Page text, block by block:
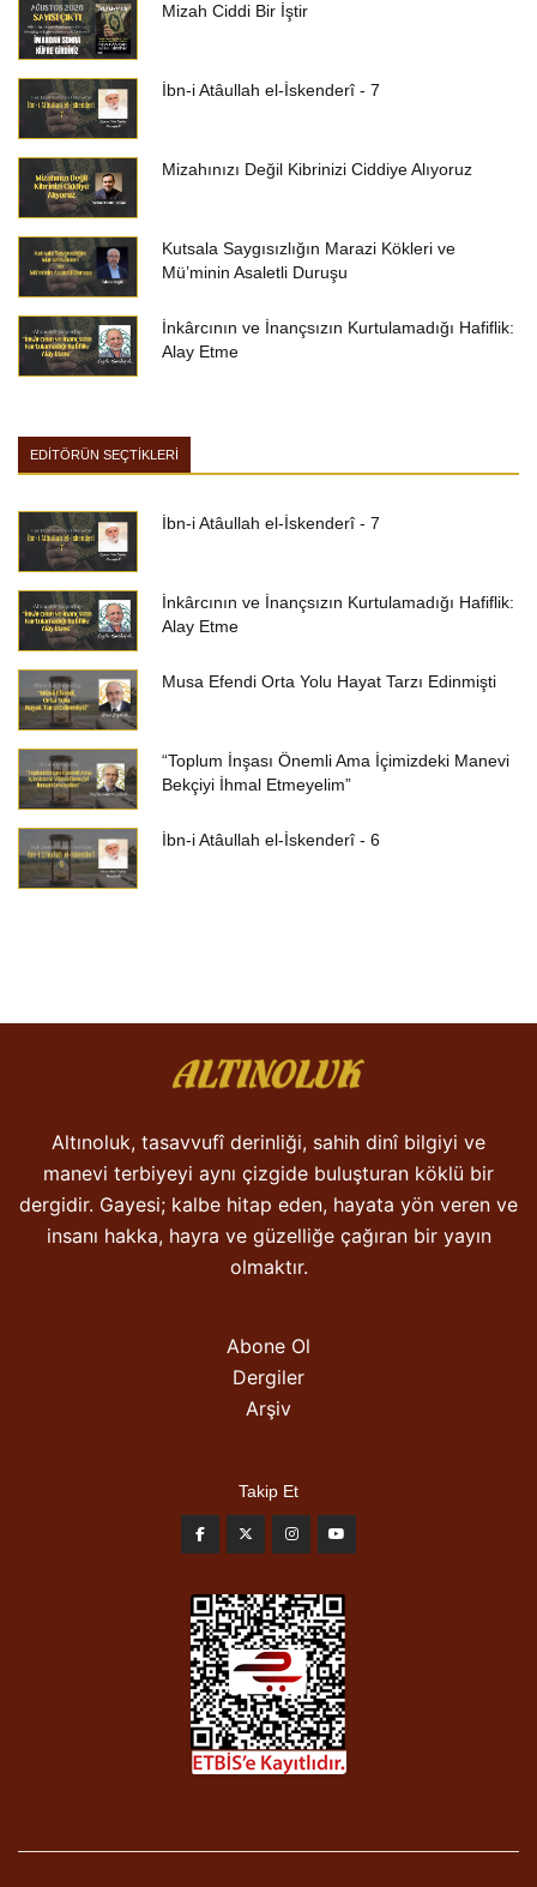
Mizah Ciddi Bir İştir
İbn-i Atâullah el-İskenderî - 7
Mizahınızı Değil Kibrinizi Ciddiye Alıyoruz
Kutsala Saygısızlığın Marazi Kökleri ve
Mü’minin Asaletli Duruşu
İnkârcının ve İnançsızın Kurtulamadığı Hafiflik:
Alay Etme
EDİTÖRÜN SEÇTİKLERİ
İbn-i Atâullah el-İskenderî - 7
İnkârcının ve İnançsızın Kurtulamadığı Hafiflik:
Alay Etme
Musa Efendi Orta Yolu Hayat Tarzı Edinmişti
“Toplum İnşası Önemli Ama İçimizdeki Manevi
Bekçiyi İhmal Etmeyelim”
İbn-i Atâullah el-İskenderî - 6
Altınoluk, tasavvufî derinliği, sahih dinî bilgiyi ve
manevi terbiyeyi aynı çizgide buluşturan köklü bir
dergidir. Gayesi; kalbe hitap eden, hayata yön veren ve
insanı hakka, hayra ve güzelliğe çağıran bir yayın
olmaktır.
Abone Ol
Dergiler
Arşiv
Takip Et